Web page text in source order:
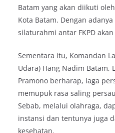
Batam yang akan diikuti
Kota Batam. Dengan
silaturahmi antar FKPD
Sementara itu, Komandan
Udara) Hang Nadim Batam,
Pramono berharap, laga
memupuk rasa saling
Sebab, melalui olahraga,
instansi dan tentunya juga
kesehatan.